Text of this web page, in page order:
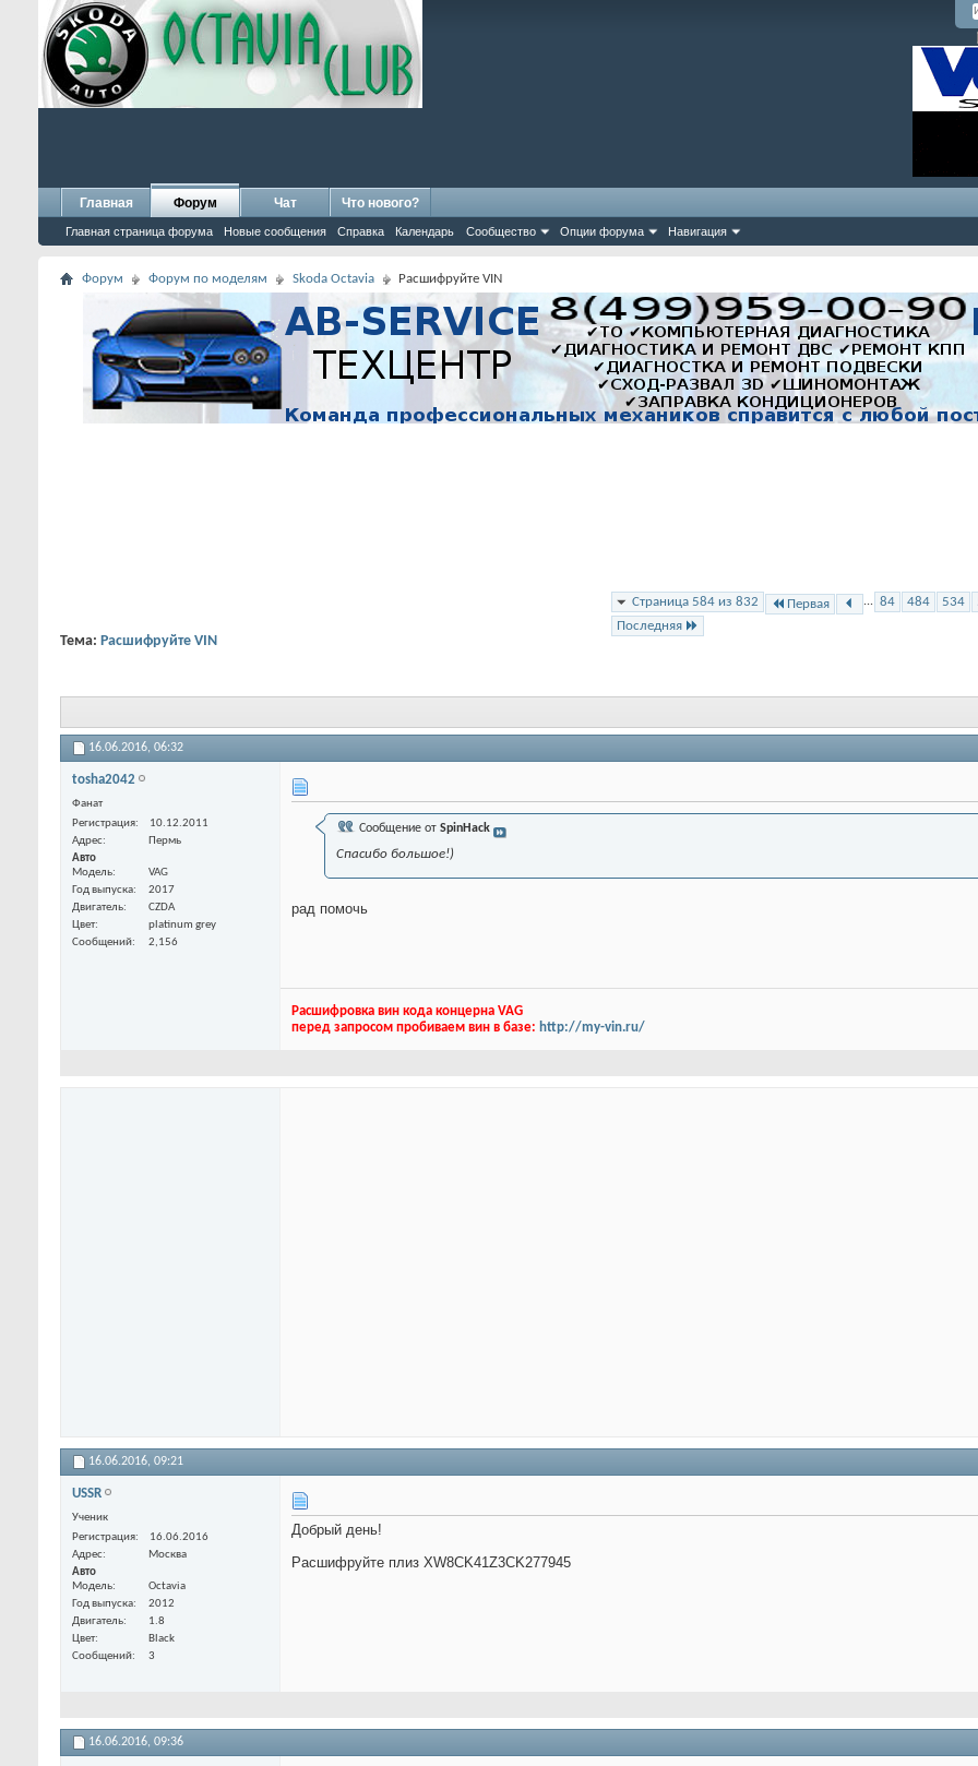
Главная Форум
Главная страница форума Новые сообщения Справка Календарь Сообщество Опции форума Навигация
Чат Что нового?
Форум Форум по моделям Skoda Octavia Расшифруйте VIN
Страница 584 из 832 Первая ... 84 484 534
Последняя
Тема: Расшифруйте VIN
16.06.2016, 06:32
tosha2042
Фанат
Регистрация
10.12.2011
Адрес
Пермь
Авто
Модель
VAG
Год выпуска
2017
Двигатель
CZDA
Цвет
platinum grey
Сообщений
2,156
Сообщение от SpinHack
Спасибо большое!)
рад помочь
Расшифровка вин кода концерна VAG
перед запросом пробиваем вин в базе: http://my-vin.ru/
16.06.2016, 09:21
USSR
Ученик
Регистрация
16.06.2016
Адрес
Москва
Авто
Модель
Octavia
Год выпуска
2012
Двигатель
1.8
Цвет
Black
Сообщений
3
Добрый день!
Расшифруйте плиз XW8CK41Z3CK277945
16.06.2016, 09:36